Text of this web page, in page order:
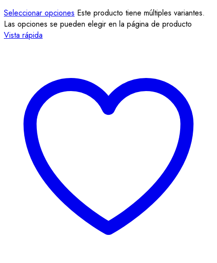
Seleccionar opciones Este producto tiene múltiples variantes.
Las opciones se pueden elegir en la página de producto
Vista rápida